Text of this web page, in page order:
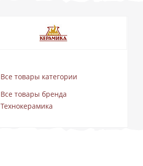
Все товары категории
Все товары бренда
Технокерамика